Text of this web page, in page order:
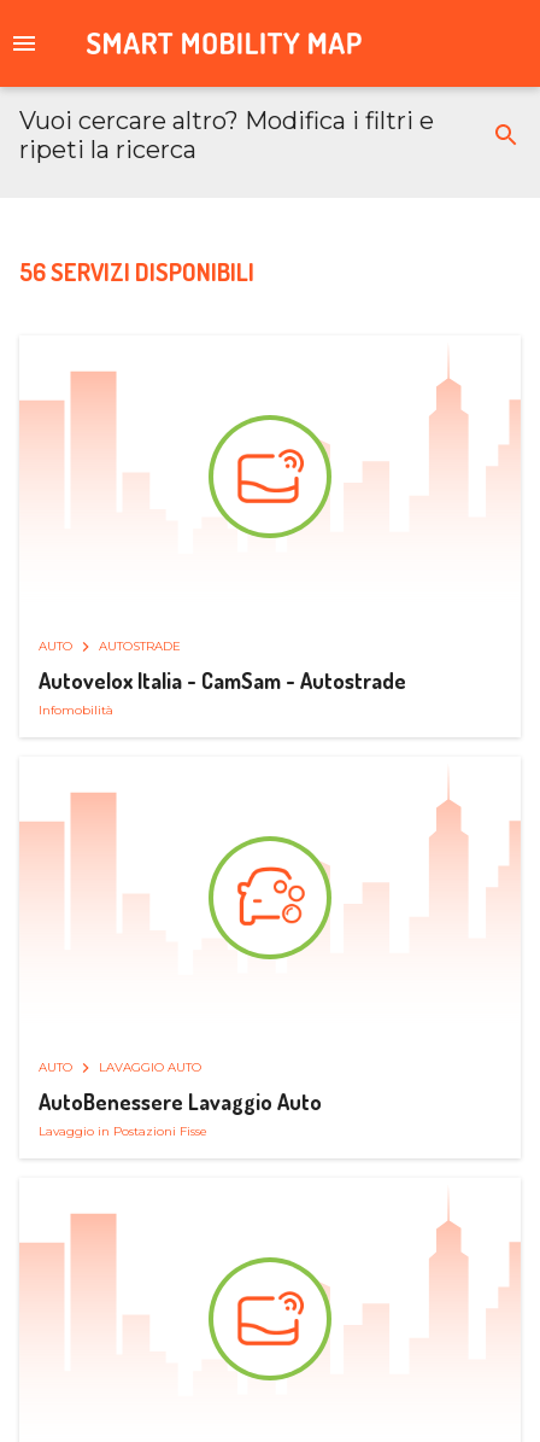
Vuoi cercare altro? Modifica i filtri e
ripeti la ricerca
56 SERVIZI DISPONIBILI
AUTO AUTOSTRADE
Autovelox Italia - CamSam - Autostrade
Infomobilità
AUTO LAVAGGIO AUTO
AutoBenessere Lavaggio Auto
Lavaggio in Postazioni Fisse